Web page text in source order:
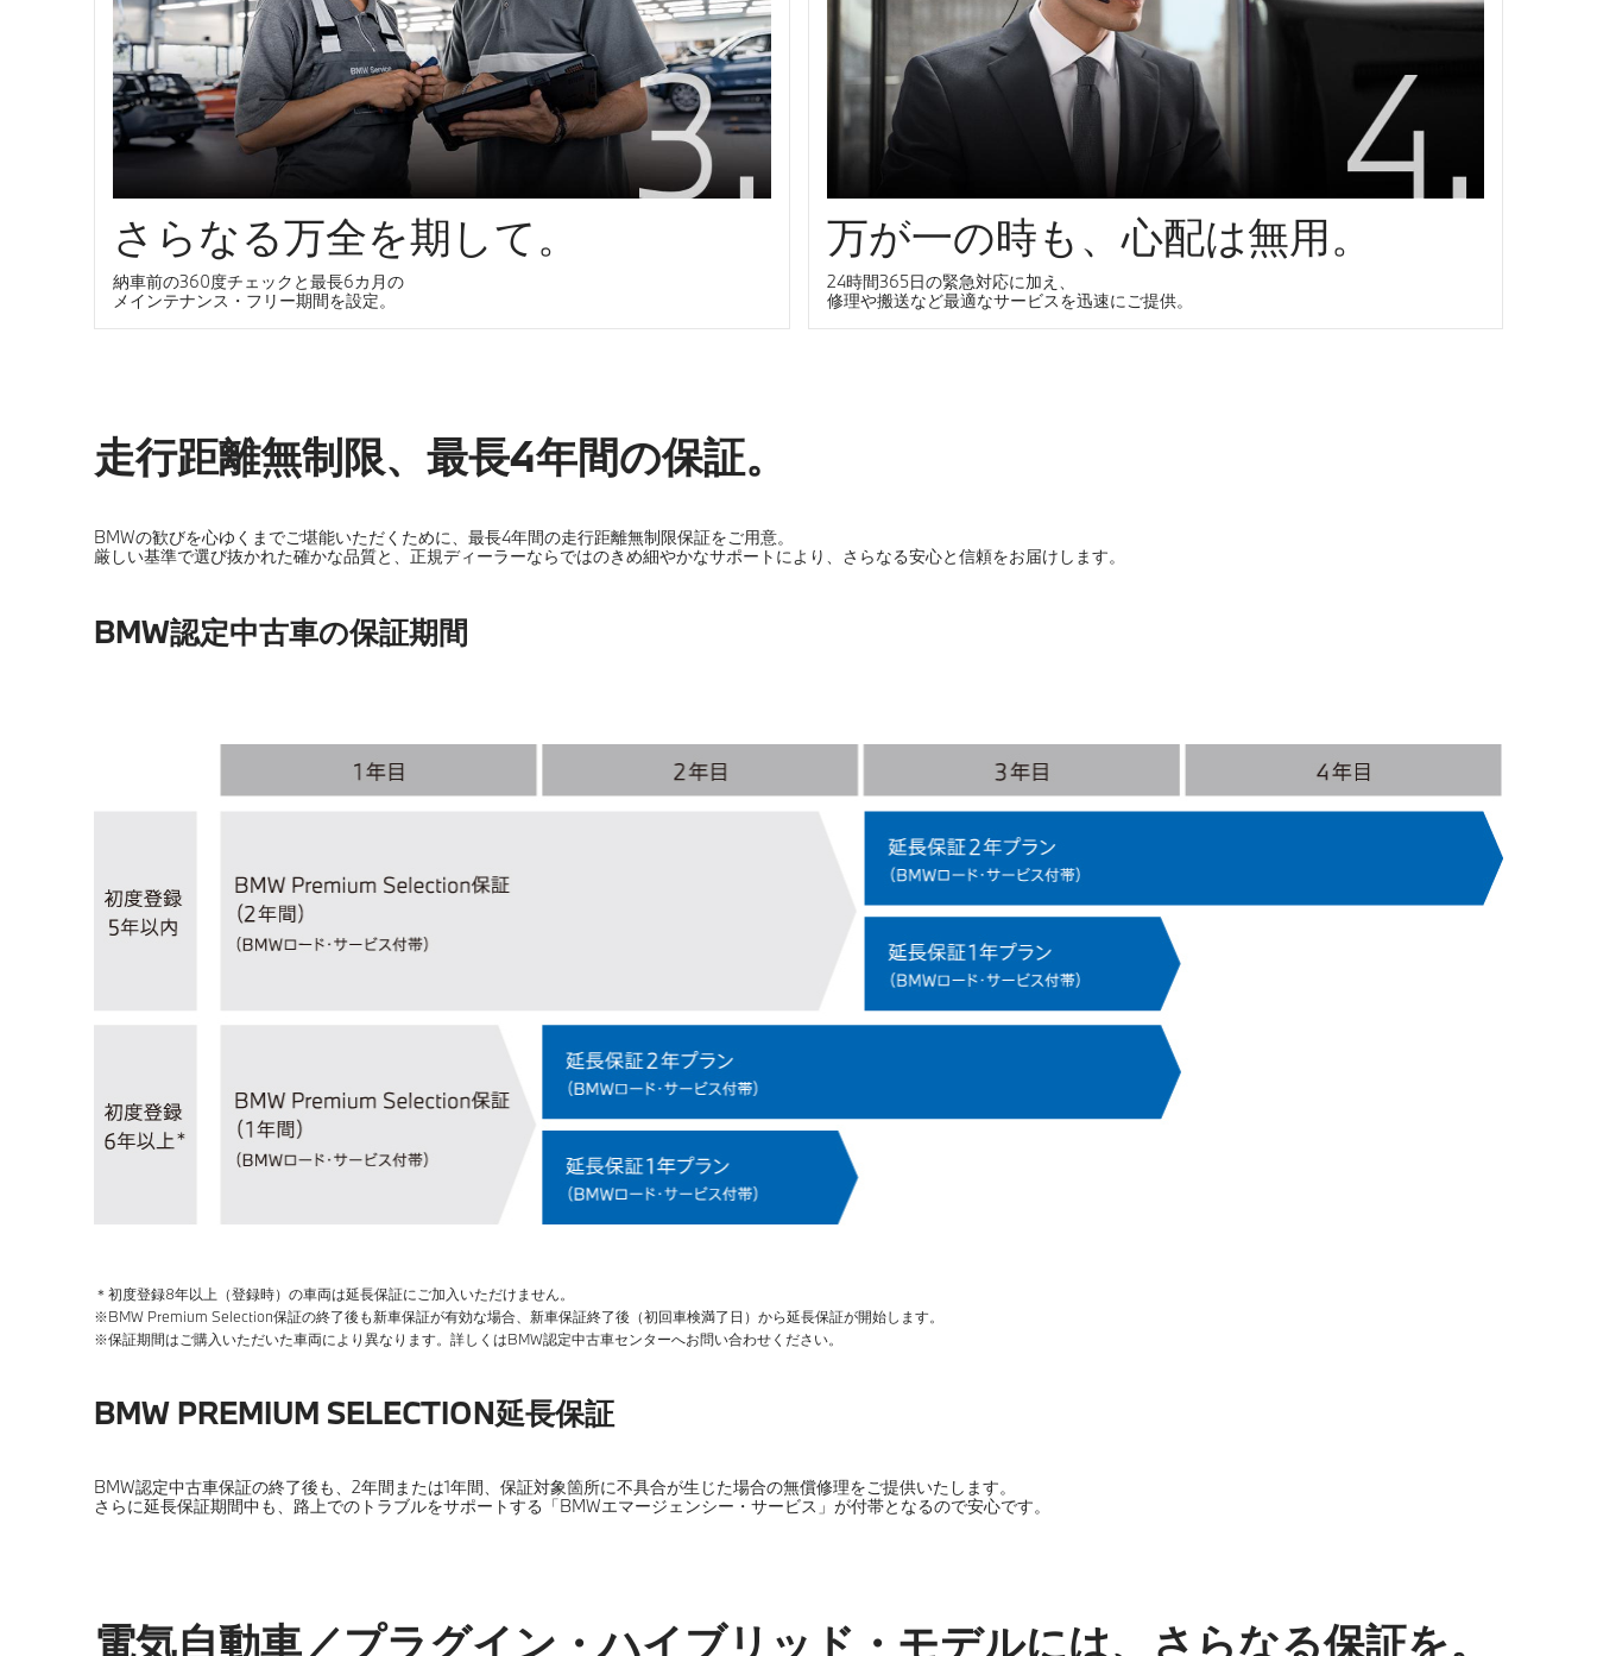
さらなる万全を期して。
納車前の360度チェックと最長6カ月の
メインテナンス・フリー期間を設定。
万が一の時も、心配は無用。
24時間365日の緊急対応に加え、
修理や搬送など最適なサービスを迅速にご提供。
走行距離無制限、最長4年間の保証。
BMWの歓びを心ゆくまでご堪能いただくために、最長4年間の走行距離無制限保証をご用意。
厳しい基準で選び抜かれた確かな品質と、正規ディーラーならではのきめ細やかなサポートにより、さらなる安心と信頼をお届けします。
BMW認定中古車の保証期間
＊初度登録8年以上（登録時）の車両は延長保証にご加入いただけません。
※BMW Premium Selection保証の終了後も新車保証が有効な場合、新車保証終了後（初回車検満了日）から延長保証が開始します。
※保証期間はご購入いただいた車両により異なります。詳しくはBMW認定中古車センターへお問い合わせください。
BMW PREMIUM SELECTION延長保証
BMW認定中古車保証の終了後も、2年間または1年間、保証対象箇所に不具合が生じた場合の無償修理をご提供いたします。
さらに延長保証期間中も、路上でのトラブルをサポートする「BMWエマージェンシー・サービス」が付帯となるので安心です。
電気自動車／プラグイン・ハイブリッド・モデルには、さらなる保証を。